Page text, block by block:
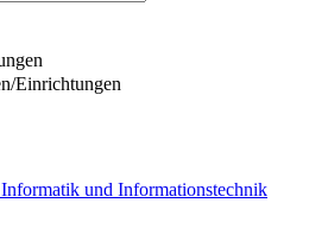
Einrichtungen
und Informationstechnik